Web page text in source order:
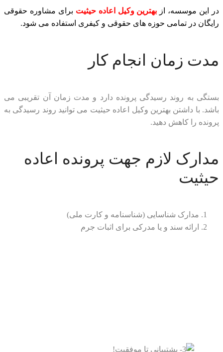
در این موسسه، از بهترین وکیل اعاده حیثیت برای مشاوره حقوقی
رایگان در تمامی حوزه های حقوقی و کیفری استفاده می شود.
مدت زمان انجام کار
بستگی به روند رسیدگی پرونده دارد و مدت زمان آن تقریبی می
باشد. با داشتن بهترین وکیل اعاده حیثیت می توانید روند رسیدگی به
پرونده را کاهش دهید.
مدارک لازم جهت پرونده اعاده
حیثیت
مدارک شناسایی (شناسنامه و کارت ملی)
ارائه سند و یا مدرکی برای اثبات جرم